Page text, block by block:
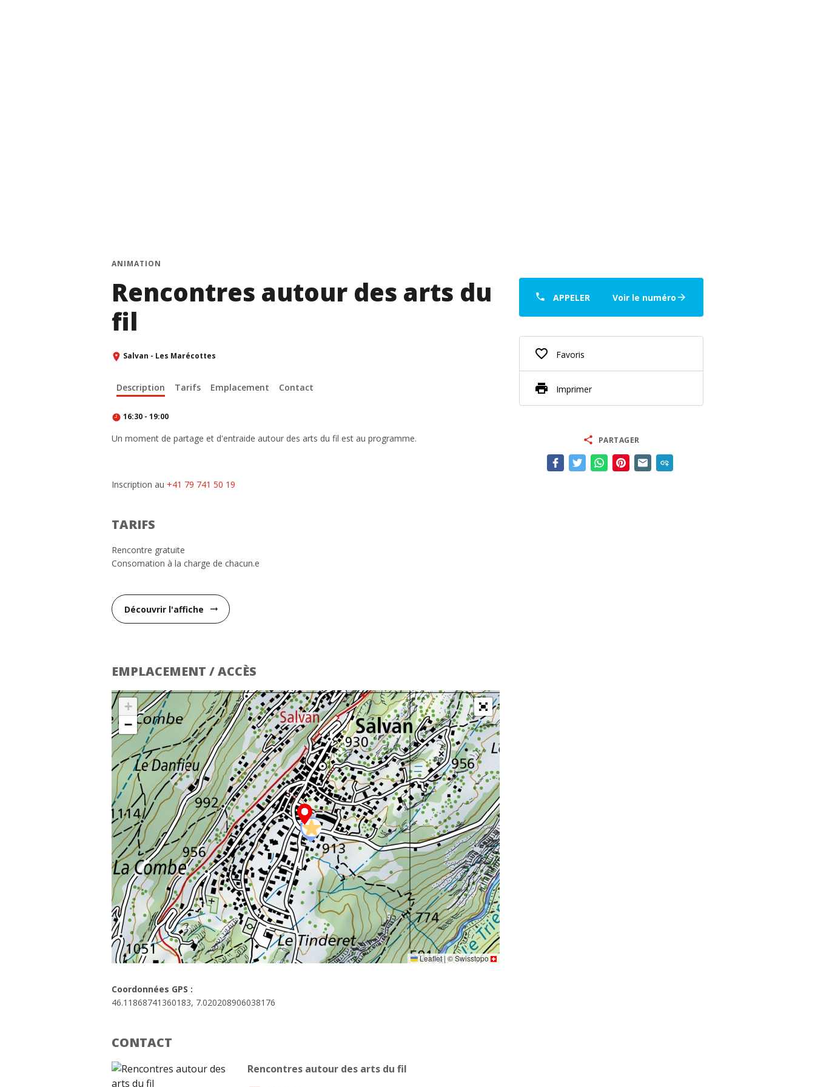
ANIMATION
Rencontres autour des arts du
fil
Salvan - Les Marécottes
Description Tarifs Emplacement Contact
16:30 - 19:00
Un moment de partage et d'entraide autour des arts du fil est au programme.
Inscription au +41 79 741 50 19
TARIFS
Rencontre gratuite
Consomation à la charge de chacun.e
Découvrir l'affiche arrow_right_alt
EMPLACEMENT / ACCÈS
+
−
Leaflet| ©Swisstopo
Coordonnées GPS :
46.11868741360183, 7.020208906038176
CONTACT
Rencontres autour des arts du fil
phone APPELER Voir le numéro arrow_forward
favorite_border Favoris
print Imprimer
share PARTAGER
add_link